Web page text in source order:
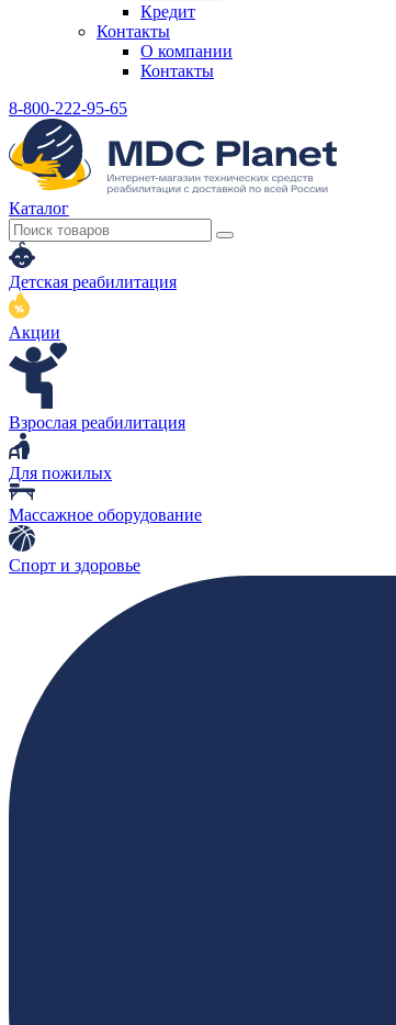
Кредит
Контакты
О компании
Контакты
8-800-222-95-65
Каталог
Детская реабилитация
Акции
Взрослая реабилитация
Для пожилых
Массажное оборудование
Спорт и здоровье